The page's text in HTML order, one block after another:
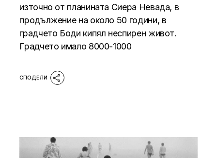
източно от планината Сиера Невада, в
продължение на около 50 години, в
градчето Боди кипял неспирен живот.
Градчето имало 8000-1000